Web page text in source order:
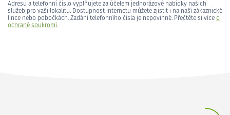
Adresu a telefonní číslo vyplňujete za účelem jednorázové nabídky našich
služeb pro vaši lokalitu. Dostupnost internetu můžete zjistit i na naší zákaznické
lince nebo pobočkách. Zadání telefonního čísla je nepovinné. Přečtěte si více o
ochraně soukromí.